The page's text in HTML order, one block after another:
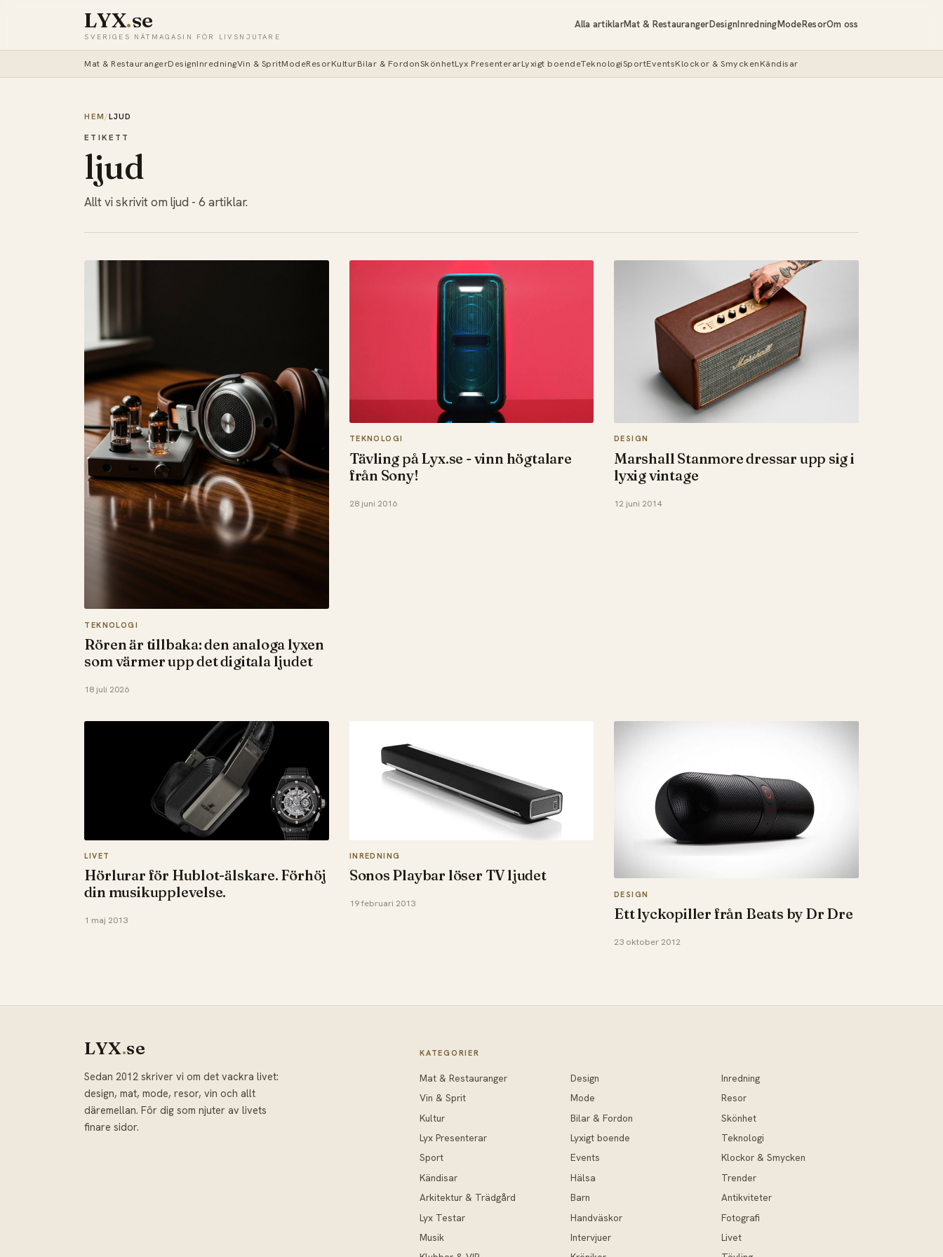
LYX.se
SVERIGES NÄTMAGASIN FÖR LIVSNJUTARE
Alla artiklarMat & RestaurangerDesignInredningModeResorOm oss
Mat & RestaurangerDesignInredningVin & SpritModeResorKulturBilar & FordonSkönhetLyx PresenterarLyxigt boendeTeknologiSportEventsKlockor & SmyckenKändisar
HEM /LJUD
ETIKETT
ljud
Allt vi skrivit om ljud - 6 artiklar.
TEKNOLOGI
Rören är tillbaka: den analoga lyxen
som värmer upp det digitala ljudet
18 juli 2026
TEKNOLOGI
Tävling på Lyx.se - vinn högtalare
från Sony!
28 juni 2016
DESIGN
Marshall Stanmore dressar upp sig i
lyxig vintage
12 juni 2014
LIVET
Hörlurar för Hublot-älskare. Förhöj
din musikupplevelse.
1 maj 2013
INREDNING
Sonos Playbar löser TV ljudet
19 februari 2013
DESIGN
Ett lyckopiller från Beats by Dr Dre
23 oktober 2012
LYX.se
Sedan 2012 skriver vi om det vackra livet:
design, mat, mode, resor, vin och allt
däremellan. För dig som njuter av livets
finare sidor.
KATEGORIER
Mat & Restauranger Design
Inredning
Vin & Sprit
Mode
Resor
Kultur
Bilar & Fordon
Skönhet
Lyx Presenterar
Lyxigt boende
Teknologi
Sport
Events
Klockor & Smycken
Kändisar
Hälsa
Trender
Arkitektur & Trädgård
Barn
Antikviteter
Lyx Testar
Handväskor
Fotografi
Musik
Intervjuer
Livet